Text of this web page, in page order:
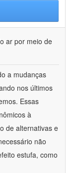
ar por meio de
a mudanças
nos últimos
Essas
à
de alternativas e
não
estufa, como